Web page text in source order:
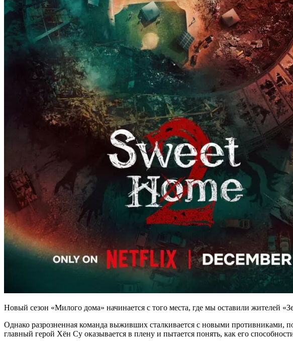
Новый сезон «Милого дома» начинается с того места, где мы оставили жителей
Однако разрозненная команда выживших сталкивается с новыми противниками,
главный герой Хён Су оказывается в плену и пытается понять, как его